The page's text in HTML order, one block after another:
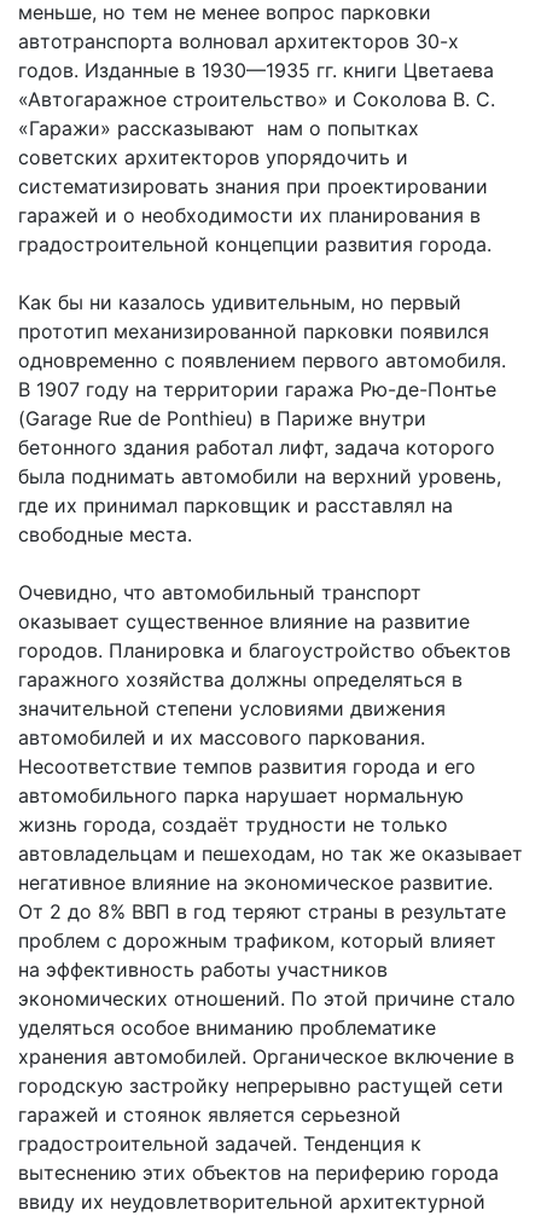
меньше, но тем не менее вопрос парковки
автотранспорта волновал архитекторов 30-х
годов. Изданные в 1930—1935 гг. книги Цветаева
«Автогаражное строительство» и Соколова В. С.
«Гаражи» рассказывают нам о попытках
советских архитекторов упорядочить и
систематизировать знания при проектировании
гаражей и о необходимости их планирования в
градостроительной концепции развития города.
Как бы ни казалось удивительным, но первый
прототип механизированной парковки появился
одновременно с появлением первого автомобиля.
В 1907 году на территории гаража Рю-де-Понтье
(Garage Rue de Ponthieu) в Париже внутри
бетонного здания работал лифт, задача которого
была поднимать автомобили на верхний уровень,
где их принимал парковщик и расставлял на
свободные места.
Очевидно, что автомобильный транспорт
оказывает существенное влияние на развитие
городов. Планировка и благоустройство объектов
гаражного хозяйства должны определяться в
значительной степени условиями движения
автомобилей и их массового паркования.
Несоответствие темпов развития города и его
автомобильного парка нарушает нормальную
жизнь города, создаёт трудности не только
автовладельцам и пешеходам, но так же оказывает
негативное влияние на экономическое развитие.
От 2 до 8% ВВП в год теряют страны в результате
проблем с дорожным трафиком, который влияет
на эффективность работы участников
экономических отношений. По этой причине стало
уделяться особое вниманию проблематике
хранения автомобилей. Органическое включение в
городскую застройку непрерывно растущей сети
гаражей и стоянок является серьезной
градостроительной задачей. Тенденция к
вытеснению этих объектов на периферию города
ввиду их неудовлетворительной архитектурной